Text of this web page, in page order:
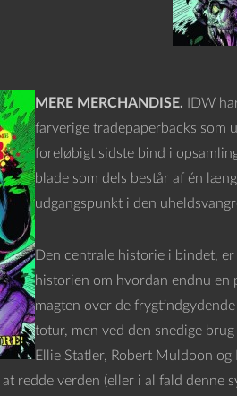
MERE MERCHANDISE. IDW
farverige tradepaperbacks som
foreløbigt sidste bind i
blade som dels består af én
udgangspunkt i den
Den centrale historie i bindet,
historien om hvordan endnu en
magten over de
totur, men ved den snedige
Ellie Statler, Robert Muldoon
redde verden (eller i al fald denne